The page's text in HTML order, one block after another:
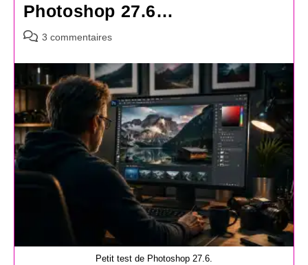
Photoshop 27.6…
Commentaires
la
publication :
3 commentaires
Petit test de Photoshop 27.6.